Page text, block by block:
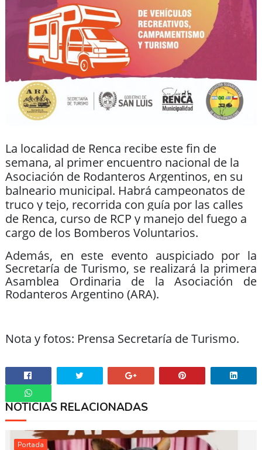
La localidad de Renca recibe este fin de
semana, al primer encuentro nacional de la
Asociación de Rodanteros Argentinos, en su
balneario municipal. Habrá campeonatos de
truco y tejo, recorrida con guía por las calles
de Renca, curso de RCP y manejo del fuego a
cargo de los Bomberos Voluntarios.
Además, en este evento auspiciado por la
Secretaría de Turismo, se realizará la primera
Asamblea Ordinaria de la Asociación de
Rodanteros Argentino (ARA).
Nota y fotos: Prensa Secretaría de Turismo.
Whatsapp
NOTICIAS RELACIONADAS
Portada